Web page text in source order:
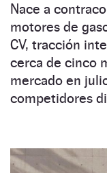
Nace a
motores de
CV, tracción
cerca de cinco
mercado en
competidores